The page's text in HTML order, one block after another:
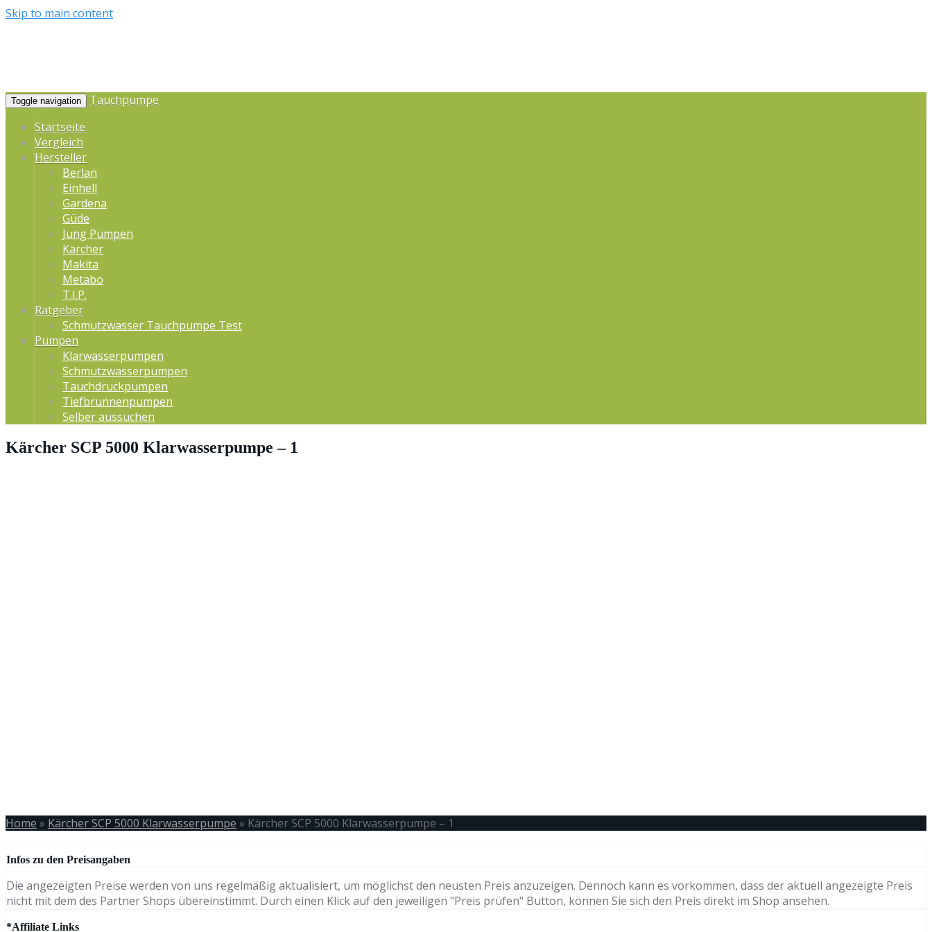
Skip to main content
Toggle navigation
Tauchpumpe
Startseite
Vergleich
Hersteller
Berlan
Einhell
Gardena
Güde
Jung Pumpen
Kärcher
Makita
Metabo
T.I.P.
Ratgeber
Schmutzwasser Tauchpumpe Test
Pumpen
Klarwasserpumpen
Schmutzwasserpumpen
Tauchdruckpumpen
Tiefbrunnenpumpen
Selber aussuchen
Kärcher SCP 5000 Klarwasserpumpe – 1
Home » Kärcher SCP 5000 Klarwasserpumpe » Kärcher SCP 5000 Klarwasserpumpe – 1
Infos zu den Preisangaben
Die angezeigten Preise werden von uns regelmäßig aktualisiert, um möglichst den neusten Preis anzuzeigen. Dennoch kann es vorkommen, dass der aktuell angezeigte Preis
nicht mit dem des Partner Shops übereinstimmt. Durch einen Klick auf den jeweiligen "Preis prüfen" Button, können Sie sich den Preis direkt im Shop ansehen.
*Affiliate Links